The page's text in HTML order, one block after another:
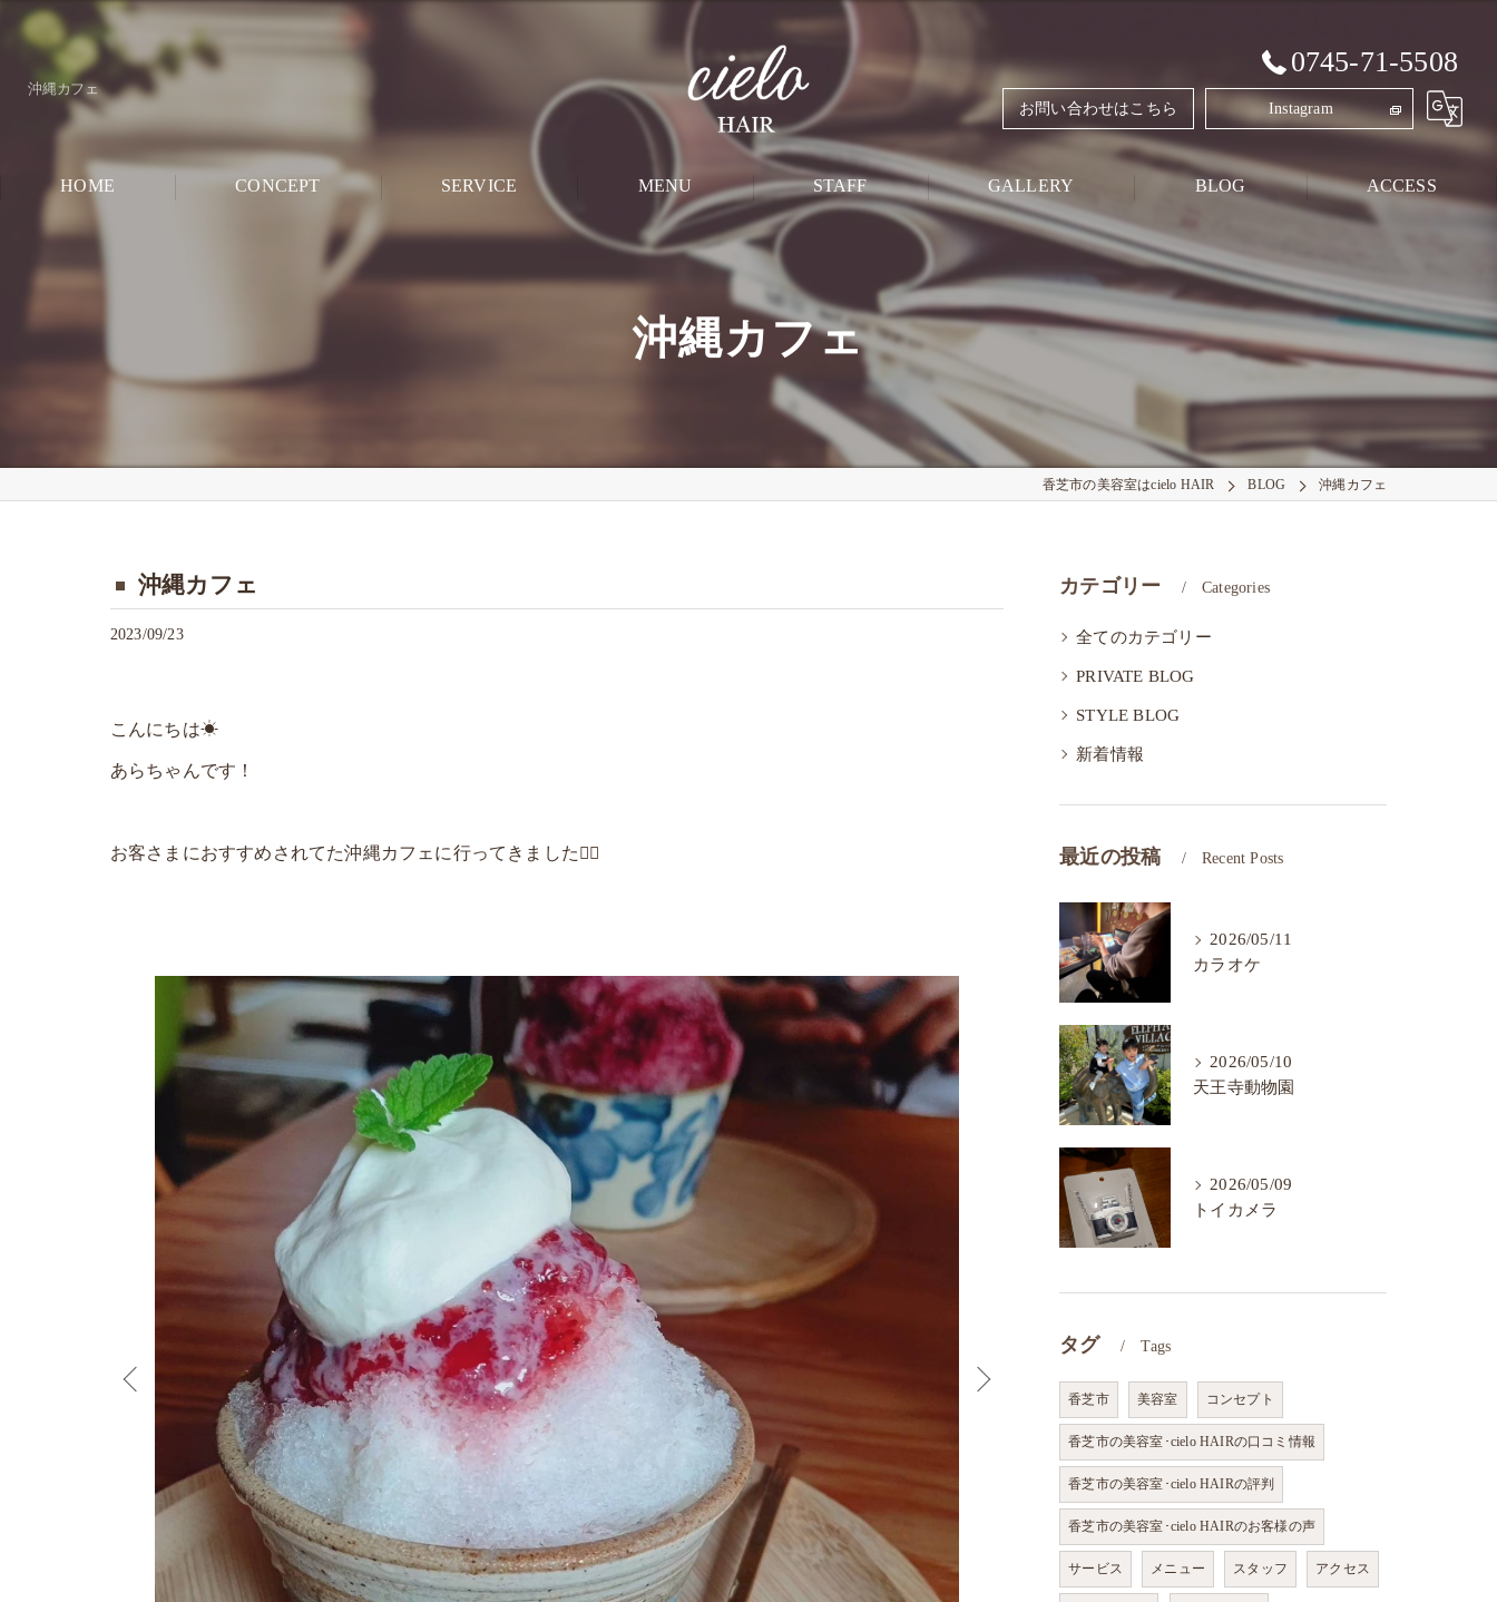
沖縄カフェ
0745-71-5508
お問い合わせはこちら Instagram
HOME CONCEPT SERVICE MENU
PERM
STAFF GALLERY BLOG
Style Blog
PRIVATE BLOG
ACCESS
沖縄カフェ
香芝市の美容室はcielo HAIR BLOG 沖縄カフェ
沖縄カフェ
2023/09/23
こんにちは☀
あらちゃんです！
お客さまにおすすめされてた沖縄カフェに行ってきました✌🏻
カテゴリー Categories
全てのカテゴリー
PRIVATE BLOG
STYLE BLOG
新着情報
最近の投稿 Recent Posts
2026/05/11
カラオケ
2026/05/10
天王寺動物園
2026/05/09
トイカメラ
タグ Tags
香芝市 美容室 コンセプト
香芝市の美容室･cielo HAIRの口コミ情報
香芝市の美容室･cielo HAIRの評判
香芝市の美容室･cielo HAIRのお客様の声
サービス メニュー スタッフ アクセス